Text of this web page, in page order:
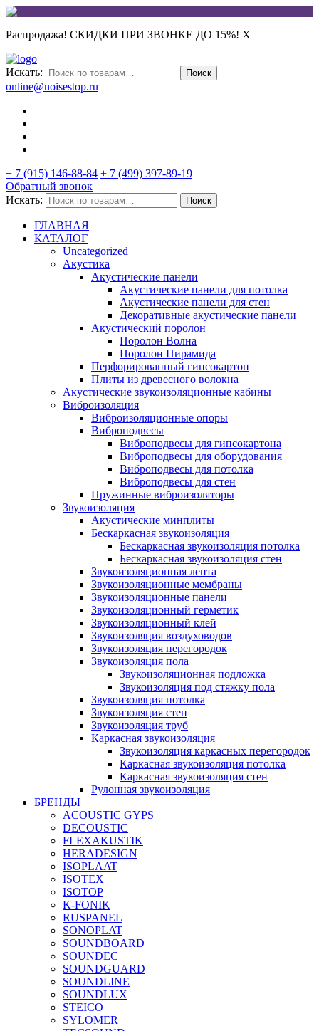
Распродажа! СКИДКИ ПРИ ЗВОНКЕ ДО 15%! X
Искать: Поиск
online@noisestop.ru
+ 7 (915) 146-88-84 + 7 (499) 397-89-19
Обратный звонок
Искать:
Поиск
ГЛАВНАЯ
КАТАЛОГ
Uncategorized
Акустика
Акустические панели
Акустические панели для потолка
Акустические панели для стен
Декоративные акустические панели
Акустический поролон
Поролон Волна
Поролон Пирамида
Перфорированный гипсокартон
Плиты из древесного волокна
Акустические звукоизоляционные кабины
Виброизоляция
Виброизоляционные опоры
Виброподвесы
Виброподвесы для гипсокартона
Виброподвесы для оборудования
Виброподвесы для потолка
Виброподвесы для стен
Пружинные виброизоляторы
Звукоизоляция
Акустические минплиты
Бескаркасная звукоизоляция
Бескаркасная звукоизоляция потолка
Бескаркасная звукоизоляция стен
Звукоизоляционная лента
Звукоизоляционные мембраны
Звукоизоляционные панели
Звукоизоляционный герметик
Звукоизоляционный клей
Звукоизоляция воздуховодов
Звукоизоляция перегородок
Звукоизоляция пола
Звукоизоляционная подложка
Звукоизоляция под стяжку пола
Звукоизоляция потолка
Звукоизоляция стен
Звукоизоляция труб
Каркасная звукоизоляция
Звукоизоляция каркасных перегородок
Каркасная звукоизоляция потолка
Каркасная звукоизоляция стен
Рулонная звукоизоляция
БРЕНДЫ
ACOUSTIC GYPS
DECOUSTIC
FLEXAKUSTIK
HERADESIGN
ISOPLAAT
ISOTEX
ISOTOP
K-FONIK
RUSPANEL
SONOPLAT
SOUNDBOARD
SOUNDEC
SOUNDGUARD
SOUNDLINE
SOUNDLUX
STEICO
SYLOMER